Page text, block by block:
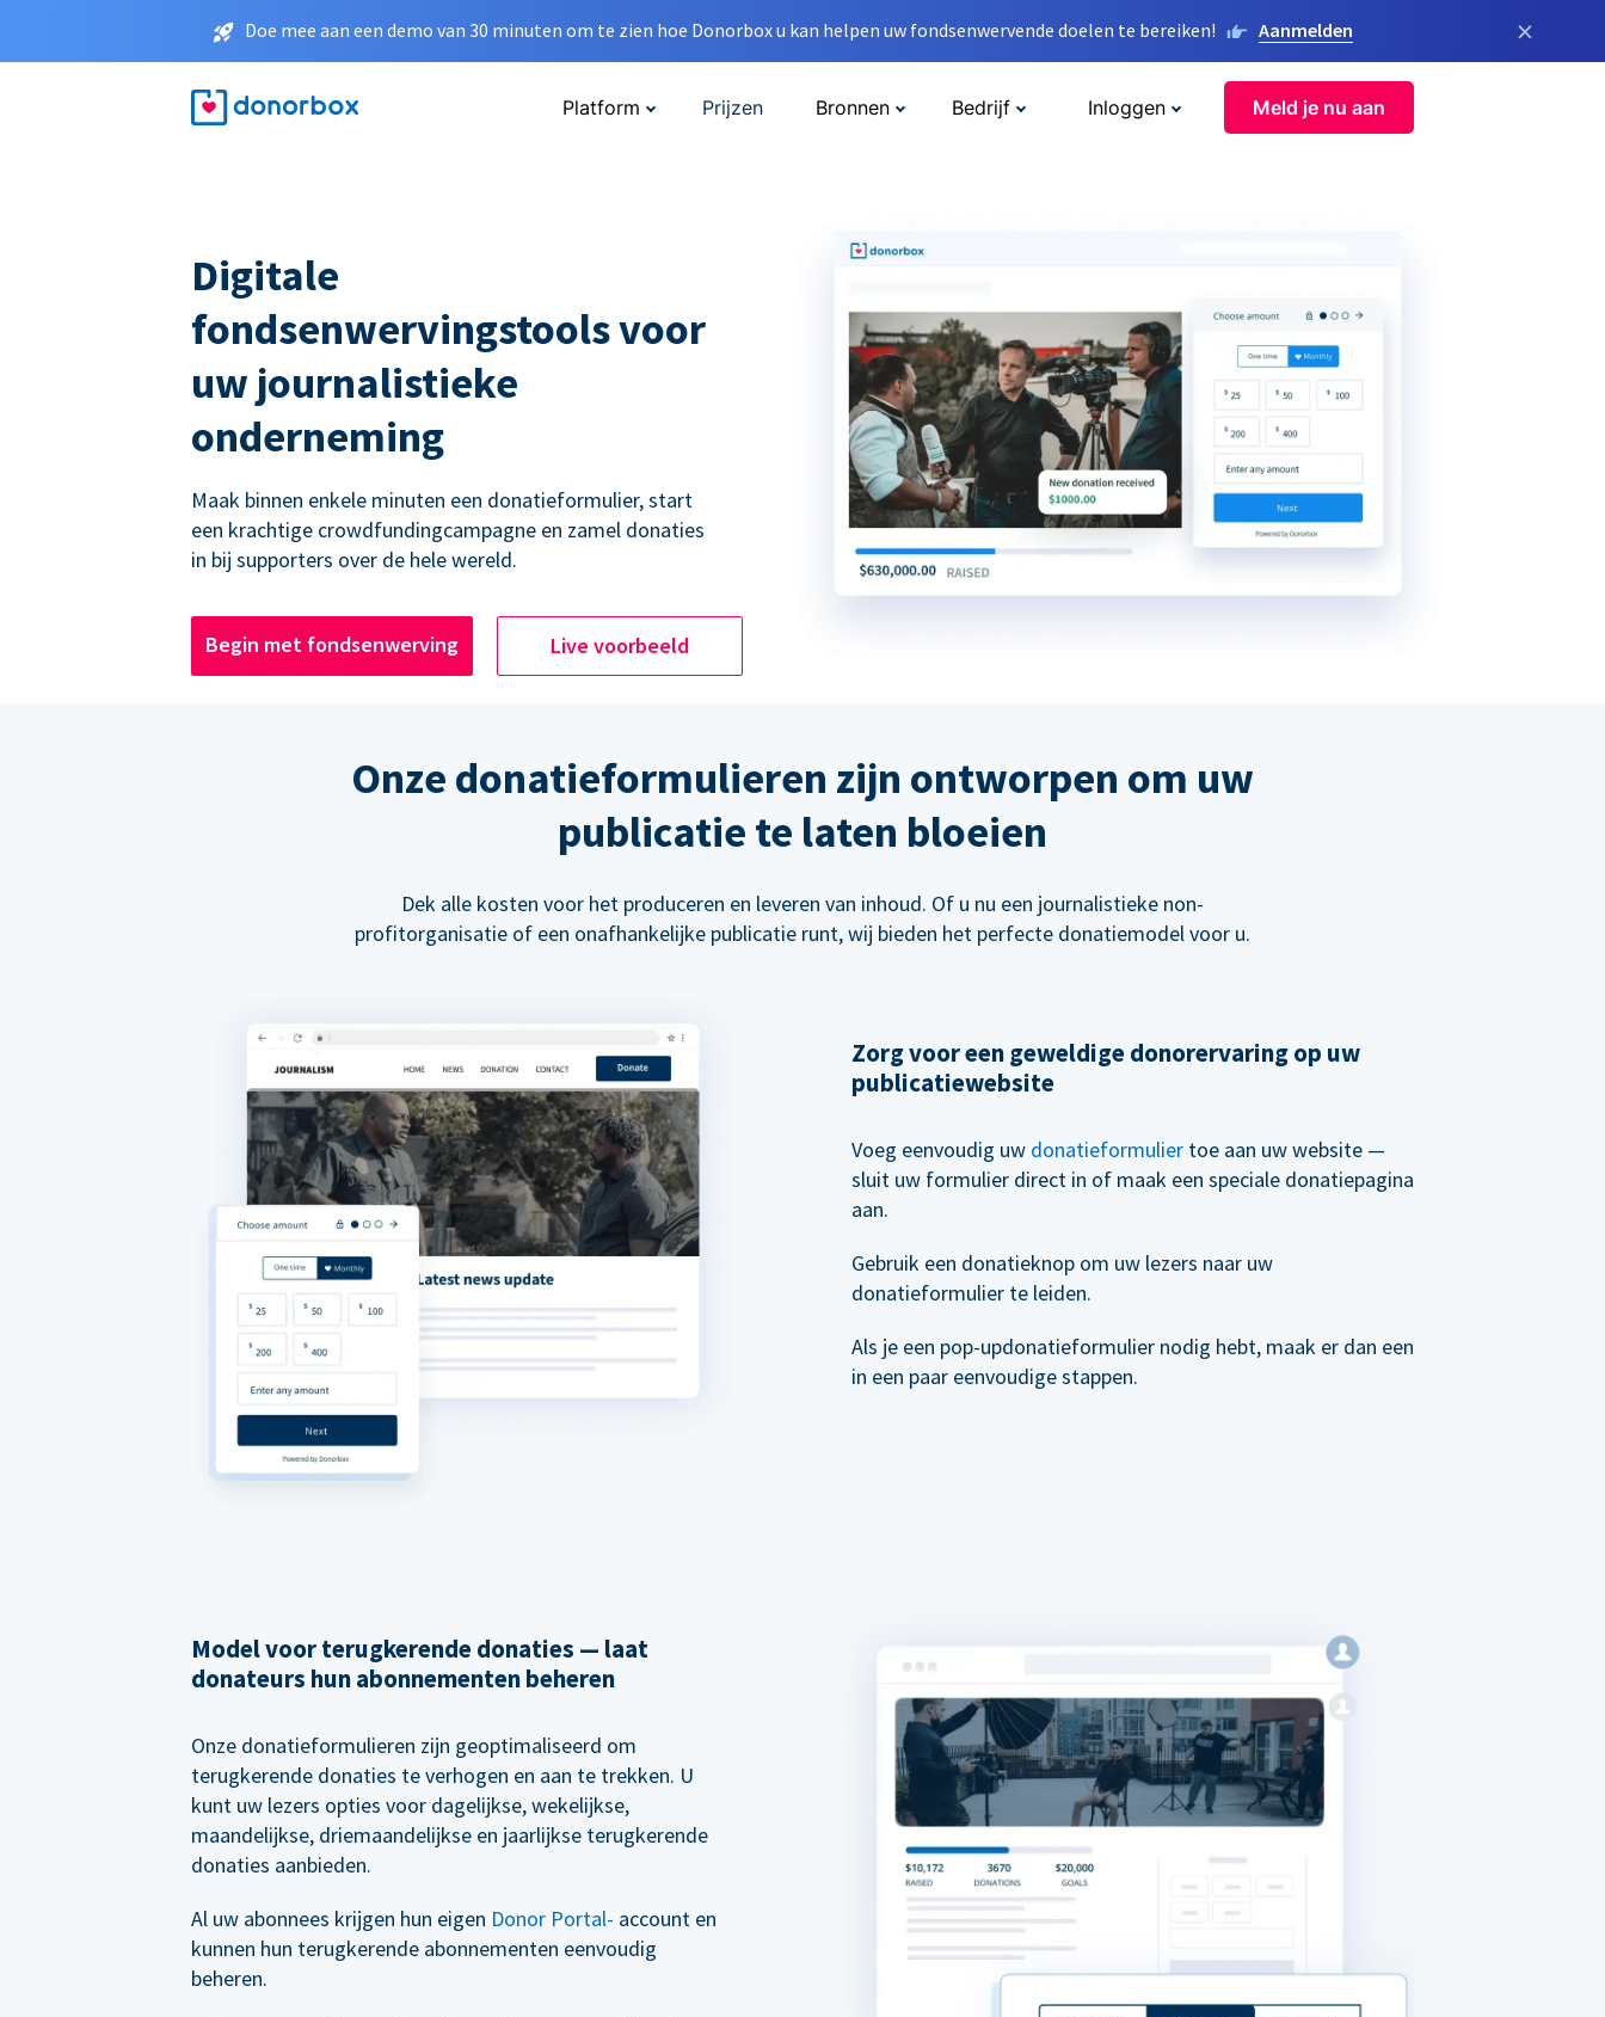
Doe mee aan een demo van 30 minuten om te zien hoe Donorbox u kan helpen uw fondsenwervende doelen te bereiken! Aanmelden ×
Platform Prijzen Bronnen Bedrijf Inloggen Meld je nu aan
Digitale
fondsenwervingstools voor
uw journalistieke
onderneming
Maak binnen enkele minuten een donatieformulier, start
een krachtige crowdfundingcampagne en zamel donaties
in bij supporters over de hele wereld.
Begin met fondsenwerving Live voorbeeld
Onze donatieformulieren zijn ontworpen om uw
publicatie te laten bloeien
Dek alle kosten voor het produceren en leveren van inhoud. Of u nu een journalistieke non-
profitorganisatie of een onafhankelijke publicatie runt, wij bieden het perfecte donatiemodel voor u.
Zorg voor een geweldige donorervaring op uw
publicatiewebsite
Voeg eenvoudig uw donatieformuliertoe aan uw website —
sluit uw formulier direct in of maak een speciale donatiepagina
aan.
Gebruik een donatieknop om uw lezers naar uw
donatieformulier te leiden.
Als je een pop-updonatieformulier nodig hebt, maak er dan een
in een paar eenvoudige stappen.
Model voor terugkerende donaties — laat
donateurs hun abonnementen beheren
Onze donatieformulieren zijn geoptimaliseerd om
terugkerende donaties te verhogen en aan te trekken. U
kunt uw lezers opties voor dagelijkse, wekelijkse,
maandelijkse, driemaandelijkse en jaarlijkse terugkerende
donaties aanbieden.
Al uw abonnees krijgen hun eigen Donor Portal- account en
kunnen hun terugkerende abonnementen eenvoudig
beheren.